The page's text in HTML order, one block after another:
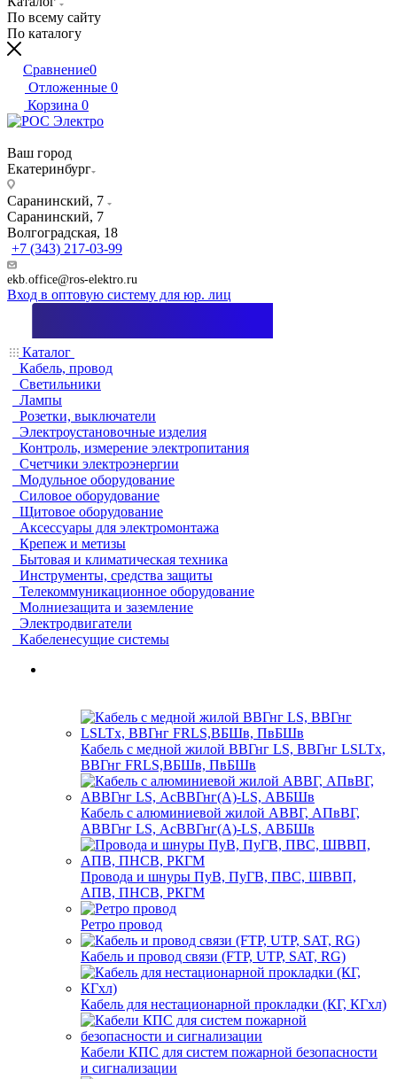
По всему сайту
По каталогу
Сравнение0
Отложенные 0
Корзина 0
Ваш город
Екатеринбург
Саранинский, 7
Саранинский, 7
Волгоградская, 18
+7 (343) 217-03-99
ekb.office@ros-elektro.ru
Вход в оптовую систему для юр. лиц
Каталог
Кабель, провод
Светильники
Лампы
Розетки, выключатели
Электроустановочные изделия
Контроль, измерение электропитания
Счетчики электроэнергии
Модульное оборудование
Силовое оборудование
Щитовое оборудование
Аксессуары для электромонтажа
Крепеж и метизы
Бытовая и климатическая техника
Инструменты, средства защиты
Телекоммуникационное оборудование
Молниезащита и заземление
Электродвигатели
Кабеленесущие системы
Кабель с медной жилой ВВГнг LS, ВВГнг LSLTx,
ВВГнг FRLS,ВБШв, ПвБШв
Кабель с алюминиевой жилой АВВГ, АПвВГ,
АВВГнг LS, АсВВГнг(А)-LS, АВБШв
Провода и шнуры ПуВ, ПуГВ, ПВС, ШВВП,
АПВ, ПНСВ, РКГМ
Ретро провод
Кабель и провод связи (FTP, UTP, SAT, RG)
Кабель для нестационарной прокладки (КГ, КГхл)
Кабели КПС для систем пожарной безопасности
и сигнализации